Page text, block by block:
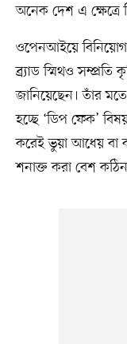
অনেক দেশ এ ক্ষেত্রে
ওপেনআইয়ে বিনিয়োগ
ব্র্যাড স্মিথও সম্প্রতি
জানিয়েছেন। তাঁর
হচ্ছে ‘ডিপ ফেক’
করেই ভুয়া আধেয় বা
শনাক্ত করা বেশ